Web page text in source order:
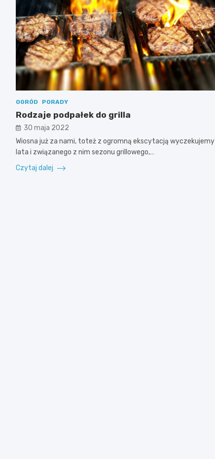
OGRÓD PORADY
Rodzaje podpałek do grilla
30 maja 2022
Wiosna już za nami, toteż z ogromną ekscytacją wyczekujemy
lata i związanego z nim sezonu grillowego,…
Czytaj dalej